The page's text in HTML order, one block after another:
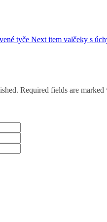
tyče Next item valčeky s
Required fields are marked